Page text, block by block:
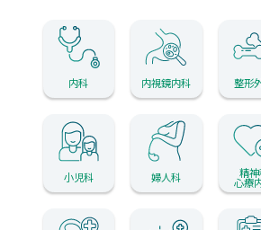
内科 内視鏡内科 整形
小児科 婦人科 精
心療